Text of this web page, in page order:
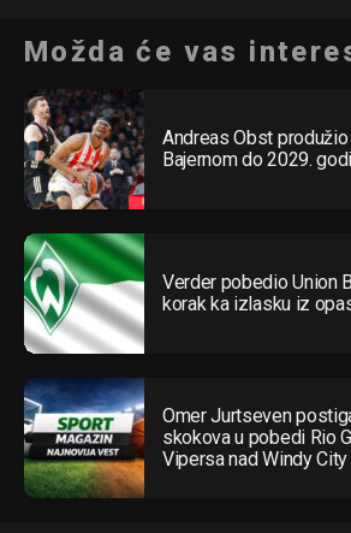
Možda će vas
Andreas Obst
Bajernom do 2029.
Verder pobedio Union
korak ka izlasku iz
Omer Jurtseven
skokova u pobedi Rio
Vipersa nad Windy